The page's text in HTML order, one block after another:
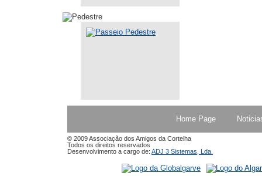
Home Page
© 2009 Associação dos Amigos da Cortelha
Todos os direitos reservados
Desenvolvimento a cargo de: ADJ 3 Sistemas, Lda.